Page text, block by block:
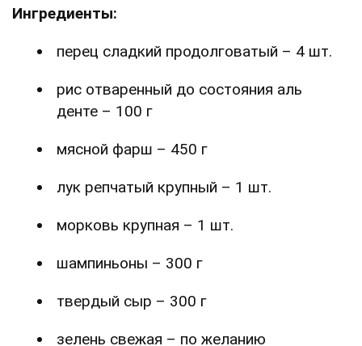
Ингредиенты:
перец сладкий продолговатый – 4 шт.
рис отваренный до состояния аль
денте – 100 г
мясной фарш – 450 г
лук репчатый крупный – 1 шт.
морковь крупная – 1 шт.
шампиньоны – 300 г
твердый сыр – 300 г
зелень свежая – по желанию